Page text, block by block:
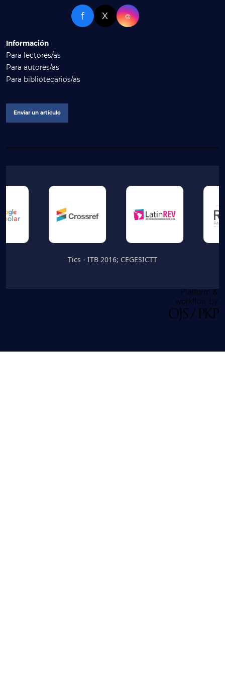
f X ⌾
Información
Para lectores/as
Para autores/as
Para bibliotecarios/as
Enviar un artículo
Tics - ITB 2016; CEGESICTT